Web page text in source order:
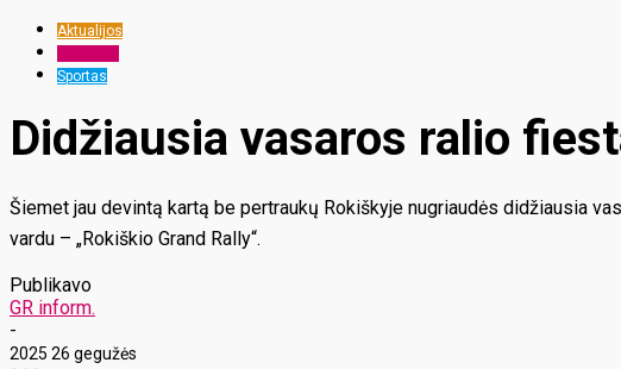
Aktualijos
Sportas
Didžiausia vasaros ralio
Šiemet jau devintą kartą be pertraukų Rokiškyje nugriaudės didžiausia
vardu – „Rokiškio Grand Rally“.
Publikavo
GR inform.
-
2025 26 gegužės